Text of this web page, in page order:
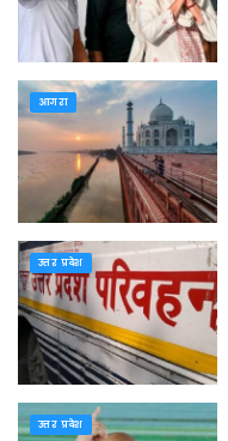
आगरा
उत्तर प्रदेश
उत्तर प्रदेश